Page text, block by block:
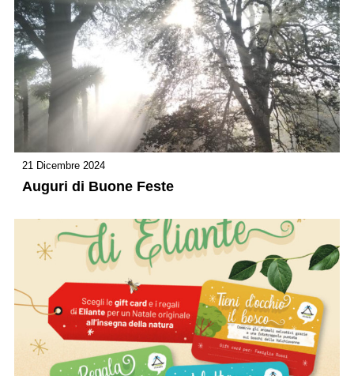
21 Dicembre 2024
Auguri di Buone Feste